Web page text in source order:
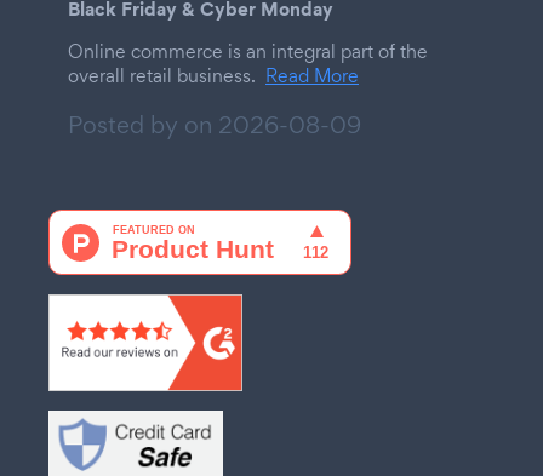
Black Friday & Cyber Monday
Online commerce is an integral part of the
overall retail business. Read More
Posted by on 2026-08-09